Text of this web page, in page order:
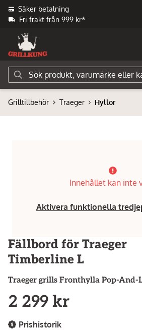
Säker betalning
Fri frakt från 999 kr*
Grilltillbehör Traeger Hyllor
Innehållet kan inte
Aktivera funktionella
Fällbord för Traeger
Timberline L
Traeger grills Fronthylla Pop-And-
2 299 kr
Prishistorik